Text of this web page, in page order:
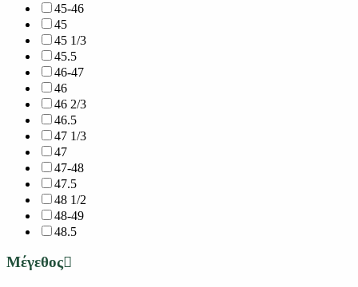
45-46
45
45 1/3
45.5
46-47
46
46 2/3
46.5
47 1/3
47
47-48
47.5
48 1/2
48-49
48.5
Μέγεθος